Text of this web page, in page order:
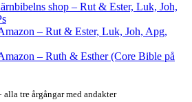
shop – Rut & Ester, Luk, Joh,
– Rut & Ester, Luk, Joh, Apg,
– Ruth & Esther (Core Bible på
alla tre årgångar med andakter